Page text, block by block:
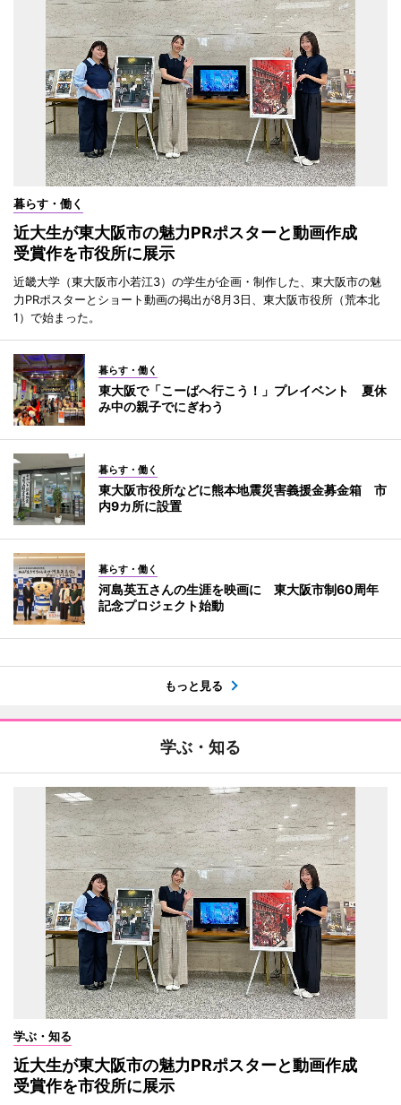
暮らす・働く
近大生が東大阪市の魅力PRポスターと動画作成
受賞作を市役所に展示
近畿大学（東大阪市小若江3）の学生が企画・制作した、東大阪市の魅
力PRポスターとショート動画の掲出が8月3日、東大阪市役所（荒本北
1）で始まった。
暮らす・働く
東大阪で「こーばへ行こう！」プレイベント 夏休
み中の親子でにぎわう
暮らす・働く
東大阪市役所などに熊本地震災害義援金募金箱 市
内9カ所に設置
暮らす・働く
河島英五さんの生涯を映画に 東大阪市制60周年
記念プロジェクト始動
もっと見る
学ぶ・知る
学ぶ・知る
近大生が東大阪市の魅力PRポスターと動画作成
受賞作を市役所に展示